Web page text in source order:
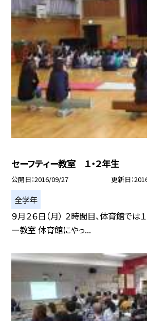
セーフティー教室 １・２年生
公開日 2016/09/27 更新日
全学年
９月２６日（月） ２時間目、体育館では
ー教室 体育館にやっ...